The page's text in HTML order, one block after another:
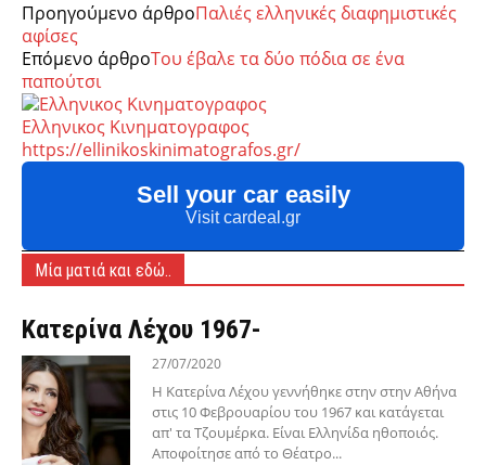
Προηγούμενο άρθροΠαλιές ελληνικές διαφημιστικές
αφίσες
Επόμενο άρθροΤου έβαλε τα δύο πόδια σε ένα
παπούτσι
Ελληνικος Κινηματογραφος
https://ellinikoskinimatografos.gr/
Sell your car easily
Visit cardeal.gr
Μία ματιά και εδώ..
Κατερίνα Λέχου 1967-
27/07/2020
Η Κατερίνα Λέχου γεννήθηκε στην στην Αθήνα
στις 10 Φεβρουαρίου του 1967 και κατάγεται
απ' τα Τζουμέρκα. Είναι Ελληνίδα ηθοποιός.
Aποφοίτησε από το Θέατρο...